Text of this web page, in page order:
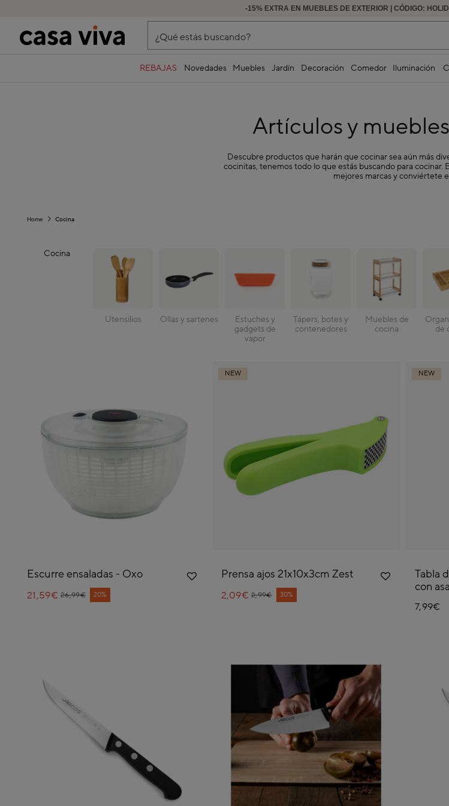
-15% EXTRA EN MUEBLES DE EXTERIOR | CÓDIGO:
HASTA -60% DE DESCUENTO |
¿Qué estás buscando?
REBAJAS Novedades Muebles Jardín Decoración Comedor Iluminación
Artículos y
Descubre productos que harán que cocinar sea aún más
cocinitas, tenemos todo lo que estás buscando para cocinar.
mejores marcas y conviértete
Cocina
Home
Cocina
Utensilios Ollas y sartenes
Estuches y
gadgets de
vapor
Tápers, botes y
contenedores
Muebles de
cocina
de
Escurre ensaladas - Oxo
Price reduced from
26,99€
to 20%
21,59€
NEW
Prensa ajos 21x10x3cm Zest
Price reduced from
2,99€
to 30%
2,09€
NEW
Tabla
con
7,99€